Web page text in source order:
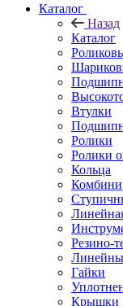
Каталог
Назад
Каталог
Втулки
Ролики
Ролики
Кольца
Резино-
Гайки
Крышки